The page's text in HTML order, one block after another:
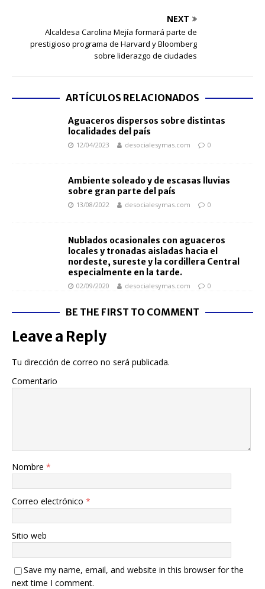
NEXT
Alcaldesa Carolina Mejía formará parte de
prestigioso programa de Harvard y Bloomberg
sobre liderazgo de ciudades
ARTÍCULOS RELACIONADOS
Aguaceros dispersos sobre distintas
localidades del país
12/04/2023 desocialesymas.com 0
Ambiente soleado y de escasas lluvias
sobre gran parte del país
13/08/2022 desocialesymas.com 0
Nublados ocasionales con aguaceros
locales y tronadas aisladas hacia el
nordeste, sureste y la cordillera Central
especialmente en la tarde.
02/09/2020 desocialesymas.com 0
BE THE FIRST TO COMMENT
Leave a Reply
Tu dirección de correo no será publicada.
Comentario
Nombre *
Correo electrónico *
Sitio web
Save my name, email, and website in this browser for the
next time I comment.